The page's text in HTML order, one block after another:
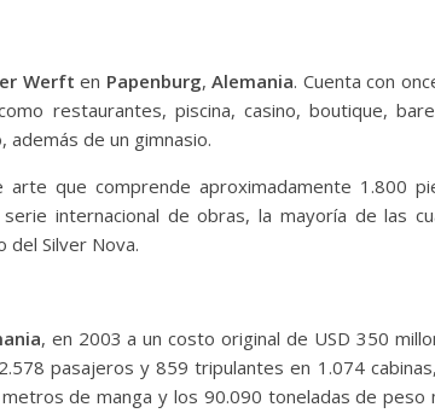
Werft en Papenburg,Alemania. Cuenta con
restaurantes, piscina, casino, boutique,
además de un gimnasio.
arte que comprende aproximadamente 1.800
internacional de obras, la mayoría de las
del Silver Nova.
, en 2003 a un costo original de USD 350
pasajeros y 859 tripulantes en 1.074
de manga y los 90.090 toneladas de peso